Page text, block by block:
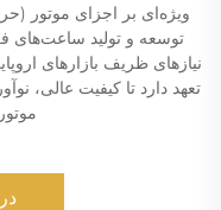
ویژه‌ای بر اجزای موتور
نیازهای ظریف بازارهای
تعهد دارد تا کیفیت عالی،